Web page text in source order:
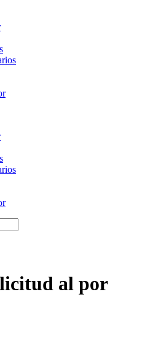
al por